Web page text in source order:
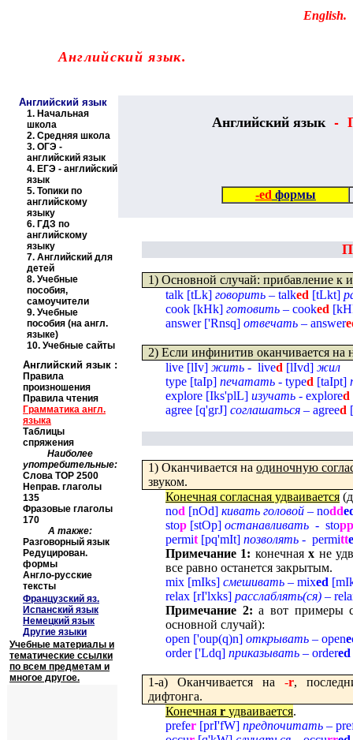
English.
-Английский язык.
Английский язык
1. Начальная
школа
2. Средняя школа
3. ОГЭ -
английский язык
4. ЕГЭ - английский
язык
5. Топики по
английскому
языку
6. ГДЗ по
английскому
языку
7. Английский для
детей
8. Учебные
пособия,
самоучители
9. Учебные
пособия (на англ.
языке)
10. Учебные сайты
Английский язык-
-ed формы
1) Основной случай: прибавление к
talk [tLk] говорить – talked [tLkt]
cook [kHk] готовить – cooked [
answer ['Rnsq] отвечать – answer
2) Если инфинитив оканчивается на
live [lIv] жить - lived [lIvd] жил
type [taIp] печатать - typed [taIpt]
explore [Iks'plL] изучать - explored
agree [q'grJ] соглашаться – agreed [
1) Оканчивается наодиночную
звуком.
Конечная согласная удваивается
nod [nOd] кивать головой – nodd
stop [stOp] останавливать - stopp
permit [pq'mIt] позволять - permitt
Примечание 1: конечнаяx не
все равно останется закрытым.
mix [mIks] смешивать – mixed [
relax [rI'lxks] расслаблять(ся) –
Примечание 2: а вот примеры
основной случай):
open ['oup(q)n] открывать – open
order['Ldq] приказывать – ordered
1-а) Оканчивается на-r,
дифтонга.
Конечная r удваивается.
prefer [prI'fW] предпочитать –
Английский язык :
Правила
произношения
Правила чтения
Грамматика англ.
языка
Таблицы
спряжения
Наиболее
употребительные:
Слова TOP 2500
Неправ. глаголы
135
Фразовые глаголы
170
А также:
Разговорный язык
Редуцирован.
формы
Англо-русские
тексты
Французский яз.
Испанский язык
Немецкий язык
Другие языки
Учебные материалы и
тематические ссылки
по всем предметам и
многое другое.